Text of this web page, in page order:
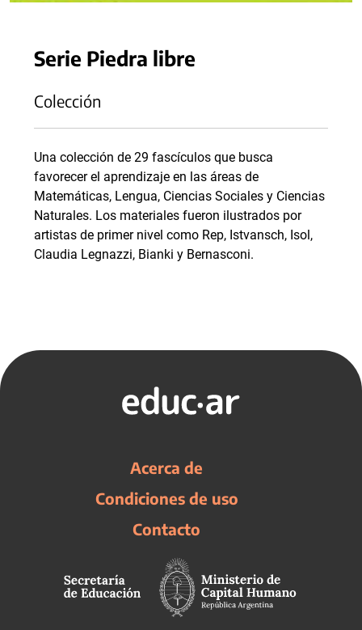
Serie Piedra libre
Colección
Una colección de 29 fascículos que busca
favorecer el aprendizaje en las áreas de
Matemáticas, Lengua, Ciencias Sociales y Ciencias
Naturales. Los materiales fueron ilustrados por
artistas de primer nivel como Rep, Istvansch, Isol,
Claudia Legnazzi, Bianki y Bernasconi.
Acerca de
Condiciones de uso
Contacto